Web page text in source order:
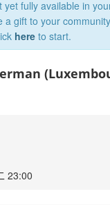
yet fully available in
a gift to your
here to start.
23:00